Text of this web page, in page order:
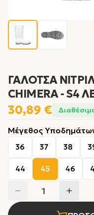
ΓΑΛΟΤΣΑ
CHIMERA - S4
30,89 €
Μέγεθος
36 37 38
44 45 46
1